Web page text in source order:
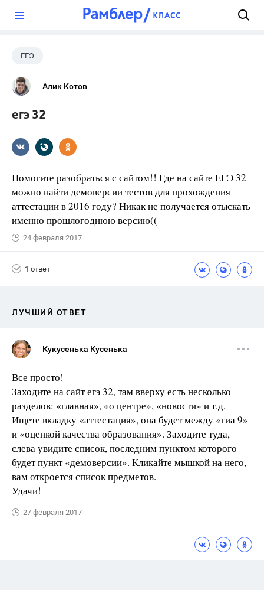
ЕГЭ
Алик Котов
егэ 32
Помогите разобраться с сайтом!! Где на сайте ЕГЭ 32
можно найти демоверсии тестов для прохождения
аттестации в 2016 году? Никак не получается отыскать
именно прошлогоднюю версию((
24 февраля 2017
1 ответ
ЛУЧШИЙ ОТВЕТ
Кукусенька Кусенька
Все просто!
Заходите на сайт егэ 32, там вверху есть несколько
разделов: «главная», «о центре», «новости» и т.д.
Ищете вкладку «аттестация», она будет между «гиа 9»
и «оценкой качества образования». Заходите туда,
слева увидите список, последним пунктом которого
будет пункт «демоверсии». Кликайте мышкой на него,
вам откроется список предметов.
Удачи!
27 февраля 2017